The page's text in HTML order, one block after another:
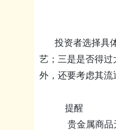
投资者选择具体
艺；三是是否得
外，还要考虑其流
提醒
贵金属商品